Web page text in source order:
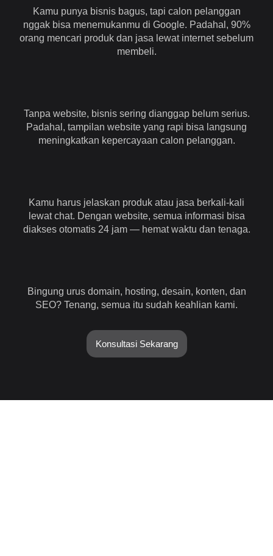
Kamu punya bisnis bagus, tapi calon pelanggan
nggak bisa menemukanmu di Google. Padahal, 90%
orang mencari produk dan jasa lewat internet sebelum
membeli.
Tanpa website, bisnis sering dianggap belum serius.
Padahal, tampilan website yang rapi bisa langsung
meningkatkan kepercayaan calon pelanggan.
Kamu harus jelaskan produk atau jasa berkali-kali
lewat chat. Dengan website, semua informasi bisa
diakses otomatis 24 jam — hemat waktu dan tenaga.
Bingung urus domain, hosting, desain, konten, dan
SEO? Tenang, semua itu sudah keahlian kami.
Konsultasi Sekarang